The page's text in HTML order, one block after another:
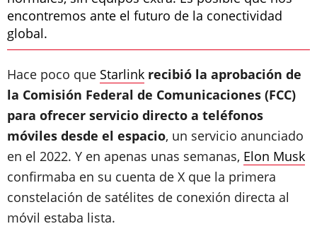
encontremos ante el futuro de la conectividad
global.
Hace poco que Starlink recibió la aprobación de
la Comisión Federal de Comunicaciones (FCC)
para ofrecer servicio directo a teléfonos
móviles desde el espacio, un servicio anunciado
en el 2022. Y en apenas unas semanas, Elon Musk
confirmaba en su cuenta de X que la primera
constelación de satélites de conexión directa al
móvil estaba lista.